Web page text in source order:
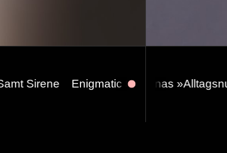
Serenades #04 w/ REA,
hermanas »Alltagsnummern«.